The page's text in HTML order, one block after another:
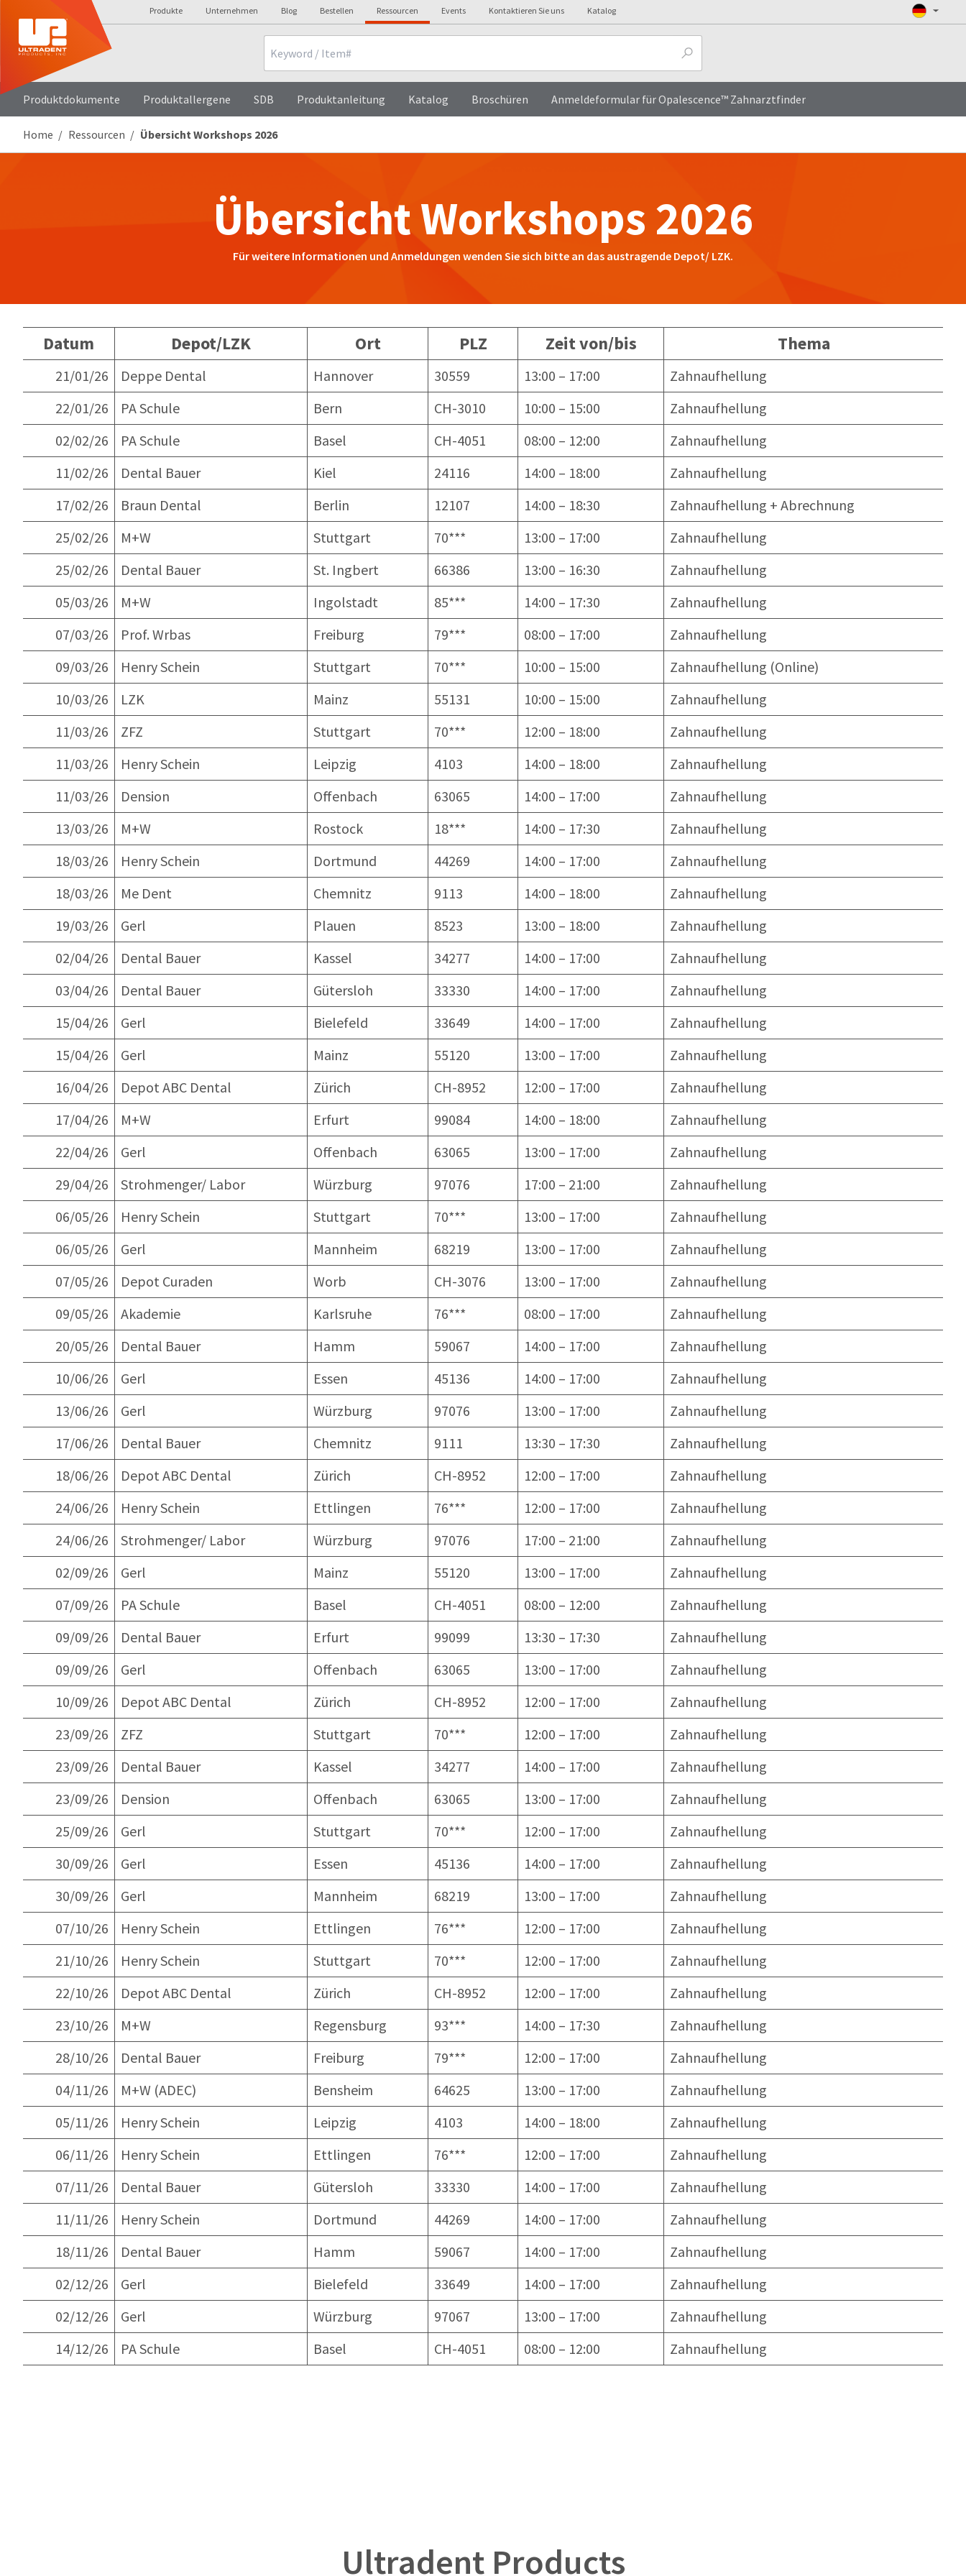
Produkte Unternehmen Blog Bestellen Ressourcen Events Kontaktieren Sie uns Katalog
Produktdokumente Produktallergene SDB Produktanleitung Katalog Broschüren Anmeldeformular für Opalescence™ Zahnarztfinder
Home Ressourcen Übersicht Workshops 2026
Übersicht Workshops 2026
Für weitere Informationen und Anmeldungen wenden Sie sich bitte an das austragende Depot/ LZK.
Datum Depot/LZK Ort PLZ Zeit von/bis Thema
21/01/26 Deppe Dental Hannover 30559 13:00 – 17:00
Zahnaufhellung
22/01/26
PA Schule Bern CH-3010 10:00 – 15:00
Zahnaufhellung
02/02/26
PA Schule Basel CH-4051 08:00 – 12:00
Zahnaufhellung
11/02/26
Dental Bauer Kiel 24116 14:00 – 18:00
Zahnaufhellung
17/02/26
Braun Dental Berlin 12107 14:00 – 18:30
Zahnaufhellung + Abrechnung
25/02/26
M+W Stuttgart 70*** 13:00 – 17:00
Zahnaufhellung
25/02/26
Dental Bauer St. Ingbert 66386 13:00 – 16:30
Zahnaufhellung
05/03/26
M+W Ingolstadt 85*** 14:00 – 17:30
Zahnaufhellung
07/03/26
Prof. Wrbas Freiburg 79*** 08:00 – 17:00
Zahnaufhellung
09/03/26
Henry Schein Stuttgart 70*** 10:00 – 15:00
Zahnaufhellung (Online)
10/03/26
LZK Mainz 55131 10:00 – 15:00
Zahnaufhellung
11/03/26
ZFZ Stuttgart 70*** 12:00 – 18:00
Zahnaufhellung
11/03/26
Henry Schein Leipzig 4103 14:00 – 18:00
Zahnaufhellung
11/03/26
Dension Offenbach 63065 14:00 – 17:00
Zahnaufhellung
13/03/26
M+W Rostock 18*** 14:00 – 17:30
Zahnaufhellung
18/03/26
Henry Schein Dortmund 44269 14:00 – 17:00
Zahnaufhellung
18/03/26
Me Dent Chemnitz 9113 14:00 – 18:00
Zahnaufhellung
19/03/26
Gerl Plauen 8523 13:00 – 18:00
Zahnaufhellung
02/04/26
Dental Bauer Kassel 34277 14:00 – 17:00
Zahnaufhellung
03/04/26
Dental Bauer Gütersloh 33330 14:00 – 17:00
Zahnaufhellung
15/04/26
Gerl Bielefeld 33649 14:00 – 17:00
Zahnaufhellung
15/04/26
Gerl Mainz 55120 13:00 – 17:00
Zahnaufhellung
16/04/26
Depot ABC Dental Zürich CH-8952 12:00 – 17:00
Zahnaufhellung
17/04/26
M+W Erfurt 99084 14:00 – 18:00
Zahnaufhellung
22/04/26
Gerl Offenbach 63065 13:00 – 17:00
Zahnaufhellung
29/04/26
Strohmenger/ Labor Würzburg 97076 17:00 – 21:00
Zahnaufhellung
06/05/26
Henry Schein Stuttgart 70*** 13:00 – 17:00
Zahnaufhellung
06/05/26
Gerl Mannheim 68219 13:00 – 17:00
Zahnaufhellung
07/05/26
Depot Curaden Worb CH-3076 13:00 – 17:00
Zahnaufhellung
09/05/26
Akademie Karlsruhe 76*** 08:00 – 17:00
Zahnaufhellung
20/05/26
Dental Bauer Hamm 59067 14:00 – 17:00
Zahnaufhellung
10/06/26
Gerl Essen 45136 14:00 – 17:00
Zahnaufhellung
13/06/26
Gerl Würzburg 97076 13:00 – 17:00
Zahnaufhellung
17/06/26
Dental Bauer Chemnitz 9111 13:30 – 17:30
Zahnaufhellung
18/06/26
Depot ABC Dental Zürich CH-8952 12:00 – 17:00
Zahnaufhellung
24/06/26
Henry Schein Ettlingen 76*** 12:00 – 17:00
Zahnaufhellung
24/06/26
Strohmenger/ Labor Würzburg 97076 17:00 – 21:00
Zahnaufhellung
02/09/26
Gerl Mainz 55120 13:00 – 17:00
Zahnaufhellung
07/09/26
PA Schule Basel CH-4051 08:00 – 12:00
Zahnaufhellung
09/09/26
Dental Bauer Erfurt 99099 13:30 – 17:30
Zahnaufhellung
09/09/26
Gerl Offenbach 63065 13:00 – 17:00
Zahnaufhellung
10/09/26
Depot ABC Dental Zürich CH-8952 12:00 – 17:00
Zahnaufhellung
23/09/26
ZFZ Stuttgart 70*** 12:00 – 17:00
Zahnaufhellung
23/09/26
Dental Bauer Kassel 34277 14:00 – 17:00
Zahnaufhellung
23/09/26
Dension Offenbach 63065 13:00 – 17:00
Zahnaufhellung
25/09/26
Gerl Stuttgart 70*** 12:00 – 17:00
Zahnaufhellung
30/09/26
Gerl Essen 45136 14:00 – 17:00
Zahnaufhellung
30/09/26
Gerl Mannheim 68219 13:00 – 17:00
Zahnaufhellung
07/10/26
Henry Schein Ettlingen 76*** 12:00 – 17:00
Zahnaufhellung
21/10/26
Henry Schein Stuttgart 70*** 12:00 – 17:00
Zahnaufhellung
22/10/26
Depot ABC Dental Zürich CH-8952 12:00 – 17:00
Zahnaufhellung
23/10/26
M+W Regensburg 93*** 14:00 – 17:30
Zahnaufhellung
28/10/26
Dental Bauer Freiburg 79*** 12:00 – 17:00
Zahnaufhellung
04/11/26
M+W (ADEC) Bensheim 64625 13:00 – 17:00
Zahnaufhellung
05/11/26
Henry Schein Leipzig 4103 14:00 – 18:00
Zahnaufhellung
06/11/26
Henry Schein Ettlingen 76*** 12:00 – 17:00
Zahnaufhellung
07/11/26
Dental Bauer Gütersloh 33330 14:00 – 17:00
Zahnaufhellung
11/11/26
Henry Schein Dortmund 44269 14:00 – 17:00
Zahnaufhellung
18/11/26
Dental Bauer Hamm 59067 14:00 – 17:00
Zahnaufhellung
02/12/26
Gerl Bielefeld 33649 14:00 – 17:00
Zahnaufhellung
02/12/26
Gerl Würzburg 97067 13:00 – 17:00
Zahnaufhellung
14/12/26
PA Schule Basel CH-4051 08:00 – 12:00 Zahnaufhellung
Ultradent Products